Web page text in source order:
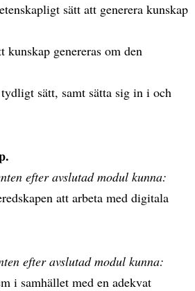
sätt att generera kunskap
genereras om den
sätt, samt sätta sig in i och
efter avslutad modul kunna:
att arbeta med digitala
efter avslutad modul kunna:
i samhället med en adekvat